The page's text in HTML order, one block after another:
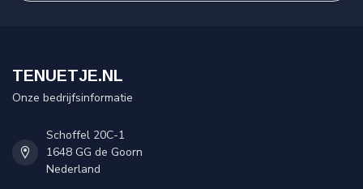
TENUETJE.NL
Onze bedrijfsinformatie
Schoffel 20C-1
1648 GG de Goorn
Nederland